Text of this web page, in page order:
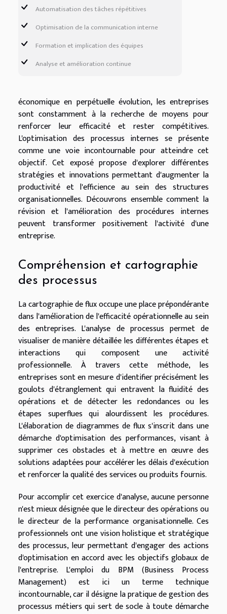
Automatisation des tâches répétitives
Optimisation de la communication interne
Formation et implication des équipes
Analyse et amélioration continue
économique en perpétuelle évolution, les entreprises
sont constamment à la recherche de moyens pour
renforcer leur efficacité et rester compétitives.
L'optimisation des processus internes se présente
comme une voie incontournable pour atteindre cet
objectif. Cet exposé propose d'explorer différentes
stratégies et innovations permettant d'augmenter la
productivité et l'efficience au sein des structures
organisationnelles. Découvrons ensemble comment la
révision et l'amélioration des procédures internes
peuvent transformer positivement l'activité d'une
entreprise.
Compréhension et cartographie
des processus
La cartographie de flux occupe une place prépondérante
dans l'amélioration de l'efficacité opérationnelle au sein
des entreprises. L'analyse de processus permet de
visualiser de manière détaillée les différentes étapes et
interactions qui composent une activité
professionnelle. À travers cette méthode, les
entreprises sont en mesure d'identifier précisément les
goulots d'étranglement qui entravent la fluidité des
opérations et de détecter les redondances ou les
étapes superflues qui alourdissent les procédures.
L'élaboration de diagrammes de flux s'inscrit dans une
démarche d'optimisation des performances, visant à
supprimer ces obstacles et à mettre en œuvre des
solutions adaptées pour accélérer les délais d'exécution
et renforcer la qualité des services ou produits fournis.
Pour accomplir cet exercice d'analyse, aucune personne
n'est mieux désignée que le directeur des opérations ou
le directeur de la performance organisationnelle. Ces
professionnels ont une vision holistique et stratégique
des processus, leur permettant d'engager des actions
d'optimisation en accord avec les objectifs globaux de
l'entreprise. L'emploi du BPM (Business Process
Management) est ici un terme technique
incontournable, car il désigne la pratique de gestion des
processus métiers qui sert de socle à toute démarche